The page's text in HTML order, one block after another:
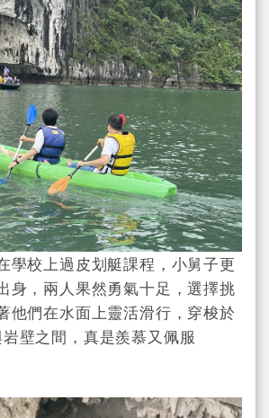
學校上過皮划艇課程，小舅子更
身，兩人果然勇氣十足，選擇挑
他們在水面上靈活滑行，穿梭於
壁之間，真是羨慕又佩服